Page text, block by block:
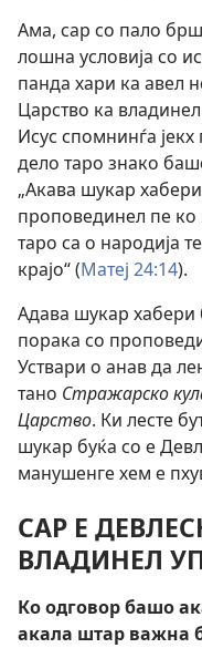
Ама, сар со пало
лошна условија со
панда хари ка авел
Царство ка
Исус спомнинѓа јекх
дело таро знако
„Акава шукар
проповединел пе ко
таро са о народија
крајо“ (Матеј 24:14).
Адава шукар хабери
порака со
Уствари о анав да
тано Стражарско
Царство. Ки лесте
шукар буќа со е
манушенге хем е
САР Е
ВЛАДИНЕЛ
Ко одговор башо
акала штар важна